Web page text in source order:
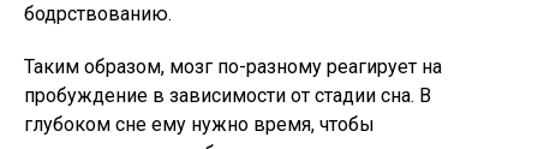
бодрствованию.
Таким образом, мозг по-разному реагирует на
пробуждение в зависимости от стадии сна. В
глубоком сне ему нужно время, чтобы